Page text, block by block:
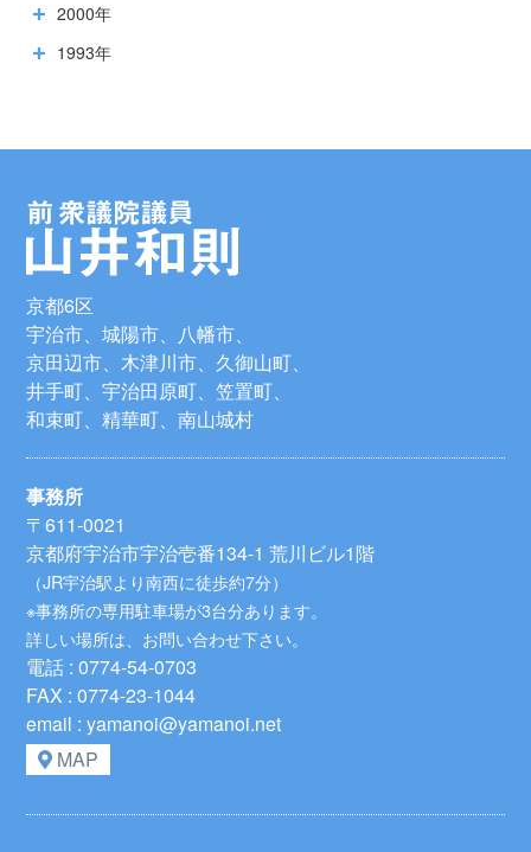
2000年
1993年
京都6区
宇治市、城陽市、八幡市、
京田辺市、木津川市、久御山町、
井手町、宇治田原町、笠置町、
和束町、精華町、南山城村
事務所
〒611-0021
京都府宇治市宇治壱番134-1 荒川ビル1階
（JR宇治駅より南西に徒歩約7分）
※事務所の専用駐車場が3台分あります。
詳しい場所は、お問い合わせ下さい。
電話 : 0774-54-0703
FAX : 0774-23-1044
email : yamanoi@yamanoi.net
MAP